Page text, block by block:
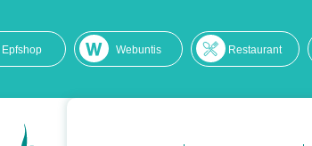
Epfshop Webuntis Restaurant